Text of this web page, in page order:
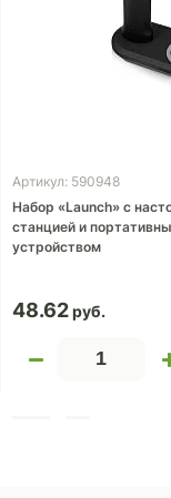
Артикул: 590948
Набор «Launch» с
станцией и
устройством
48.62